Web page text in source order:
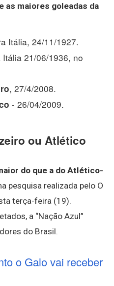
as maiores goleadas da
Itália, 24/11/1927.
21/06/1936, no
, 27/4/2008.
- 26/04/2009.
ou Atlético
do que a do Atlético-
pesquisa realizada pelo O
terça-feira (19).
a “Nação Azul”
do Brasil.
o Galo vai receber